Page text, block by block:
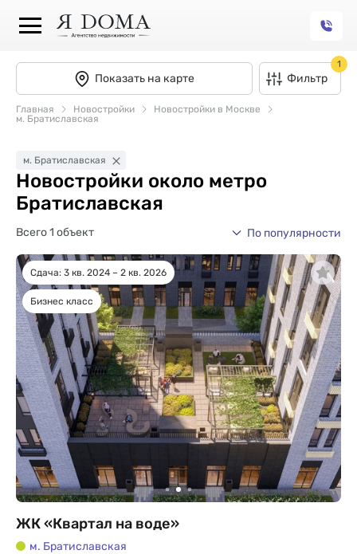
Показать на карте Фильтр
1
Главная Новостройки
Новостройки в Москве
м. Братиславская
м. Братиславская
Новостройки около метро
Братиславская
Всего 1 объект По популярности
ЖК «Квартал на воде»
м. Братиславская
Сдача: 3 кв. 2024 – 2 кв. 2026
Бизнес класс